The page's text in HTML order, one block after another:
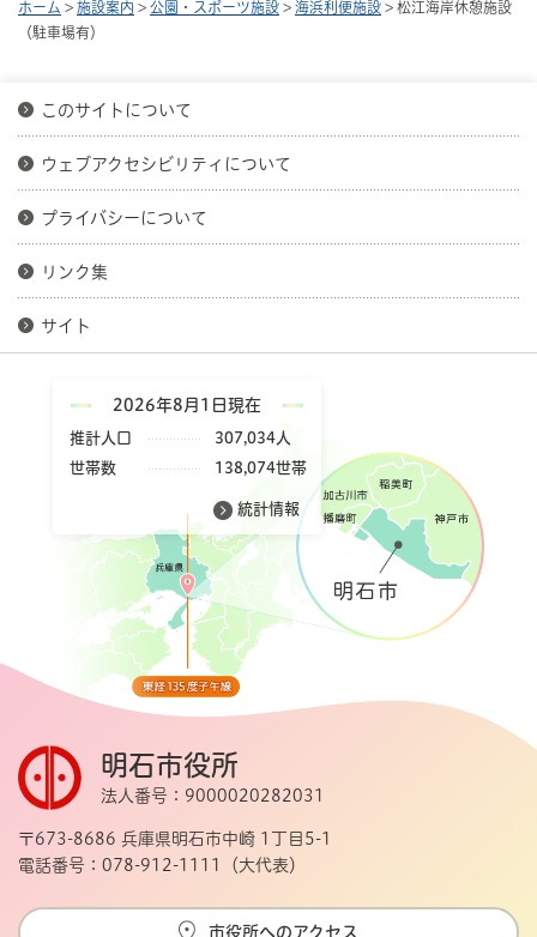
ホーム > 施設案内 > 公園・スポーツ施設 > 海浜利便施設 > 松江海岸休憩施設
（駐車場有）
このサイトについて
ウェブアクセシビリティについて
プライバシーについて
リンク集
サイト
2026年8月1日現在
推計人口
307,034人
世帯数
138,074世帯
統計情報
明石市役所
法人番号：9000020282031
〒673-8686 兵庫県明石市中崎 1丁目5-1
電話番号：078-912-1111（大代表）
市役所へのアクセス